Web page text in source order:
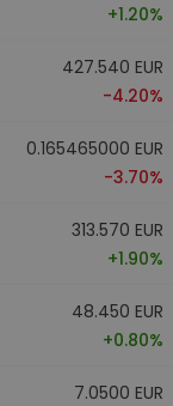
+1.20%
427.540 EUR
-4.20%
0.165465000 EUR
-3.70%
313.570 EUR
+1.90%
48.450 EUR
+0.80%
7.0500 EUR